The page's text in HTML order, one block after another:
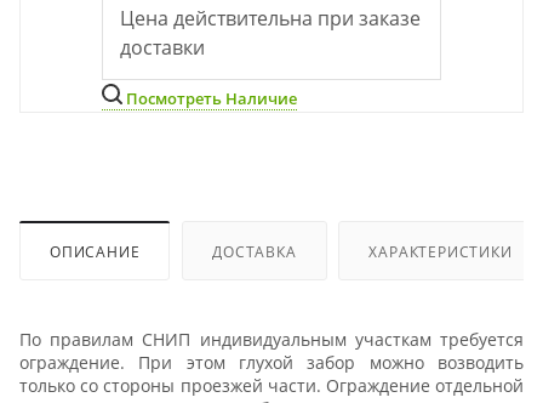
Цена действительна при заказе
доставки
Посмотреть Наличие
ОПИСАНИЕ ДОСТАВКА ХАРАКТЕРИСТИКИ
По правилам СНИП индивидуальным участкам требуется
ограждение. При этом глухой забор можно возводить
только со стороны проезжей части. Ограждение отдельной